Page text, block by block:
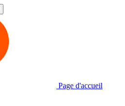
Page d'accueil